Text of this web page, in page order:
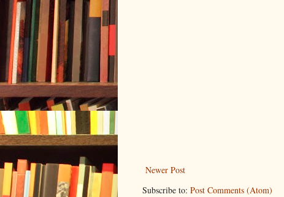
Newer Post
Subscribe to: Post Comments (Atom)